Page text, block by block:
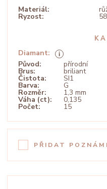
Materiál:
Ryzost:
Diamant:
Původ:
přírodní
Brus: briliant
Čistota: SI1
Barva: G
Rozměr: 1,3 mm
Váha (ct): 0,135
Počet: 15
PŘIDAT